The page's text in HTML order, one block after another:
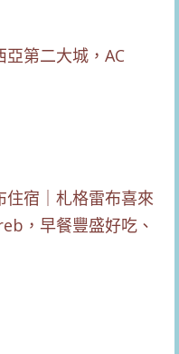
第二大城，AC
住宿｜札格雷布喜來
，早餐豐盛好吃、